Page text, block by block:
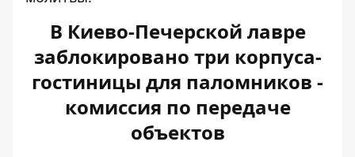
В Киево-Печерской лавре
заблокировано три корпуса-
гостиницы для паломников -
комиссия по передаче
объектов